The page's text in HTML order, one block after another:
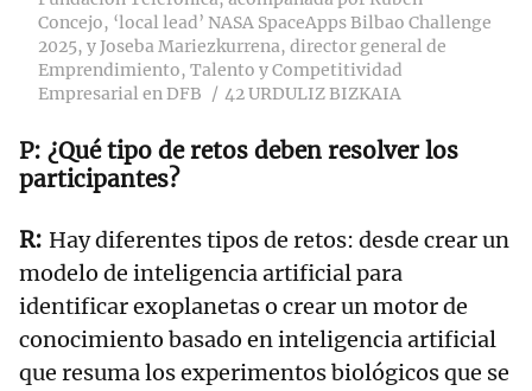
Concejo, ‘local lead’ NASA SpaceApps Bilbao Challenge
2025, y Joseba Mariezkurrena, director general de
Emprendimiento, Talento y Competitividad
Empresarial en DFB
42 URDULIZ BIZKAIA
¿Qué tipo de retos deben resolver los
participantes?
Hay diferentes tipos de retos: desde crear un
modelo de inteligencia artificial para
identificar exoplanetas o crear un motor de
conocimiento basado en inteligencia artificial
que resuma los experimentos biológicos que se